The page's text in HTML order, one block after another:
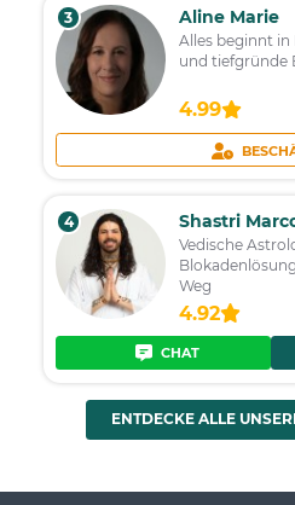
3 Aline Marie
Alles beginnt
und tiefgründe
4.99
4 Shastri
Vedische
Weg
4.92
CHAT
ENTDECKE ALLE